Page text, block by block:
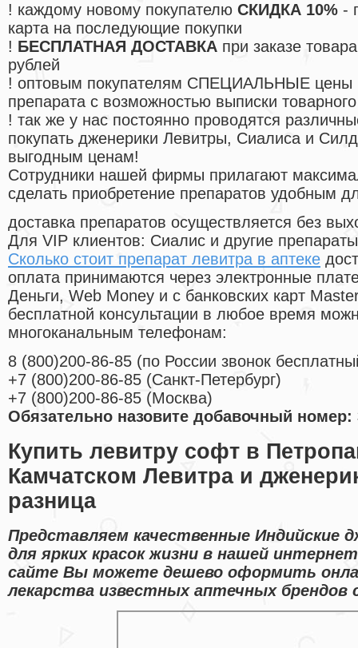
! каждому новому покупателю СКИДКА 10% -
карта на последующие покупки
! БЕСПЛАТНАЯ ДОСТАВКА при заказе
рублей
! оптовым покупателям СПЕЦИАЛЬНЫЕ цены
препарата с возможностью выписки
! так же у нас постоянно проводятся
покупать дженерики Левитры, Сиалиса и
выгодным ценам!
Cотрудники нашей фирмы прилагают
сделать приобретение препаратов удобным
доставка препаратов осуществляется без
Для VIP клиентов: Сиалис и другие
Сколько стоит препарат левитра в аптеке
оплата принимаются через электронные
Деньги, Web Money и с банковских карт
бесплатной консультации в любое время
многоканальным телефонам:
8 (800)200-86-85 (по России звонок
+7 (800)200-86-85 (Санкт-Петербург)
+7 (800)200-86-85 (Москва)
Обязательно назовите добавочный номер:
Купить левитру софт в
Камчатском Левитра и
разница
Представляем качественные Индийские
для ярких красок жизни в нашей
сайте Вы можете дешево оформить
лекарства известных аптечных брендов